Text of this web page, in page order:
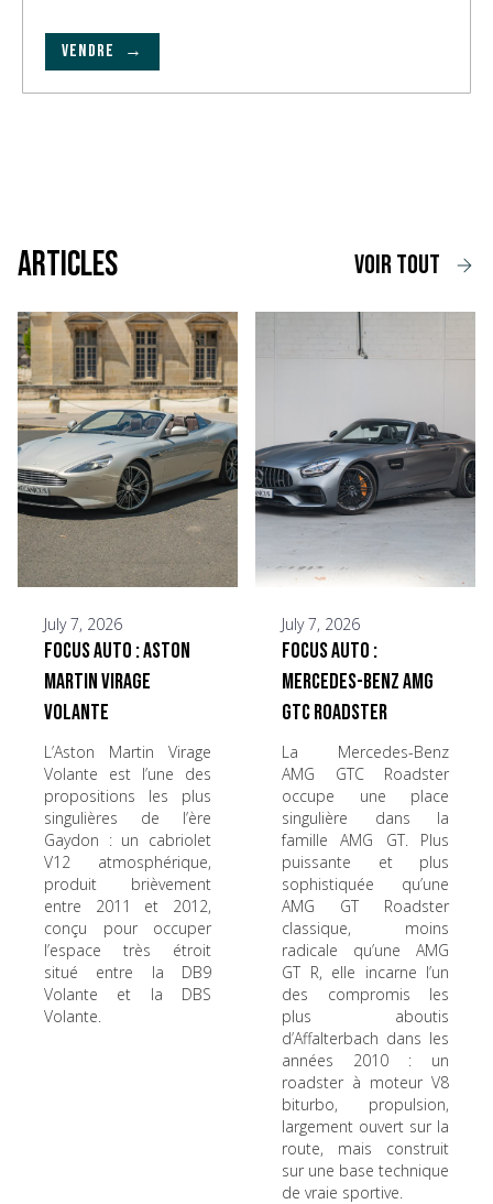
VENDRE →
voir tout
Articles
July 7, 2026
Focus Auto : Aston
Martin Virage
Volante
L’Aston Martin Virage
Volante est l’une des
propositions les plus
singulières de l’ère
Gaydon : un cabriolet
V12 atmosphérique,
produit brièvement
entre 2011 et 2012,
conçu pour occuper
l’espace très étroit
situé entre la DB9
Volante et la DBS
Volante.
July 7, 2026
Focus Auto :
Mercedes-Benz AMG
GTC Roadster
La Mercedes-Benz
AMG GTC Roadster
occupe une place
singulière dans la
famille AMG GT. Plus
puissante et plus
sophistiquée qu’une
AMG GT Roadster
classique, moins
radicale qu’une AMG
GT R, elle incarne l’un
des compromis les
plus aboutis
d’Affalterbach dans les
années 2010 : un
roadster à moteur V8
biturbo, propulsion,
largement ouvert sur la
route, mais construit
sur une base technique
de vraie sportive.